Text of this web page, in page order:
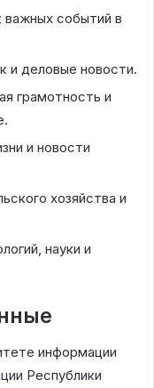
важных событий в
и деловые новости.
грамотность и
и новости
хозяйства и
науки и
информации
Республики